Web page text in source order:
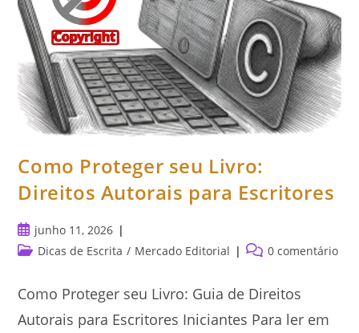
Como Proteger seu Livro:
Direitos Autorais para Escritores
Post
publicado:
junho 11, 2026
Categoria
Dicas de Escrita / Mercado Editorial
Comentários
0 comentário
Como Proteger seu Livro: Guia de Direitos
Autorais para Escritores Iniciantes Para ler em